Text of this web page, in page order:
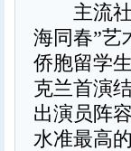
主流社
海同春”艺
侨胞留学
克兰首演
出演员阵
水准最高